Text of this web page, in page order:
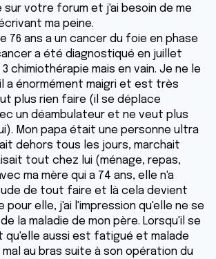
sur votre forum et j'ai besoin de me
ma peine.
76 ans a un cancer du foie en phase
a été diagnostiqué en juillet
3 chimiothérapie mais en vain. Je ne le
a énormément maigri et est très
plus rien faire (il se déplace
un déambulateur et ne veut plus
Mon papa était une personne ultra
dehors tous les jours, marchait
tout chez lui (ménage, repas,
ma mère qui a 74 ans, elle n'a
de tout faire et là cela devient
pour elle, j'ai l'impression qu'elle ne se
la maladie de mon père. Lorsqu'il se
qu'elle aussi est fatigué et malade
au bras suite à son opération du